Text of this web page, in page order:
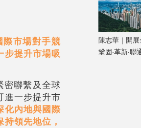
際市場對手競
步提升市場吸
聯繫及全球
進一步提升市
化內地與國際
領先地位，
陳志華｜開
鞏固‧革新‧聯